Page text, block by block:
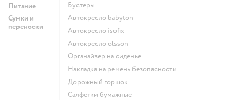
Питание
Сумки и
переноски
Бустеры
Автокресло babyton
Автокресло isofix
Автокресло olsson
Органайзер на сиденье
Накладка на ремень безопасности
Дорожный горшок
Салфетки бумажные